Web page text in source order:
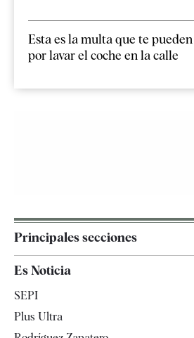
Esta es la multa que te
por lavar el coche en la calle
Principales secciones
Es Noticia
SEPI
Plus Ultra